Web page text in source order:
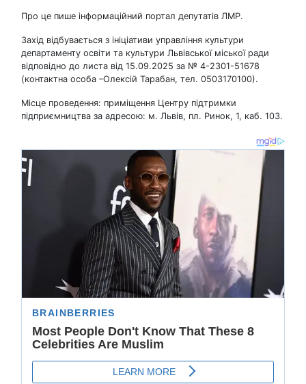
Про це пише інформаційний портал депутатів ЛМР.
Захід відбувається з ініціативи управління культури
департаменту освіти та культури Львівської міської ради
відповідно до листа від 15.09.2025 за № 4-2301-51678
(контактна особа –Олексій Тарабан, тел. 0503170100).
Місце проведення: приміщення Центру підтримки
підприємництва за адресою: м. Львів, пл. Ринок, 1, каб. 103.